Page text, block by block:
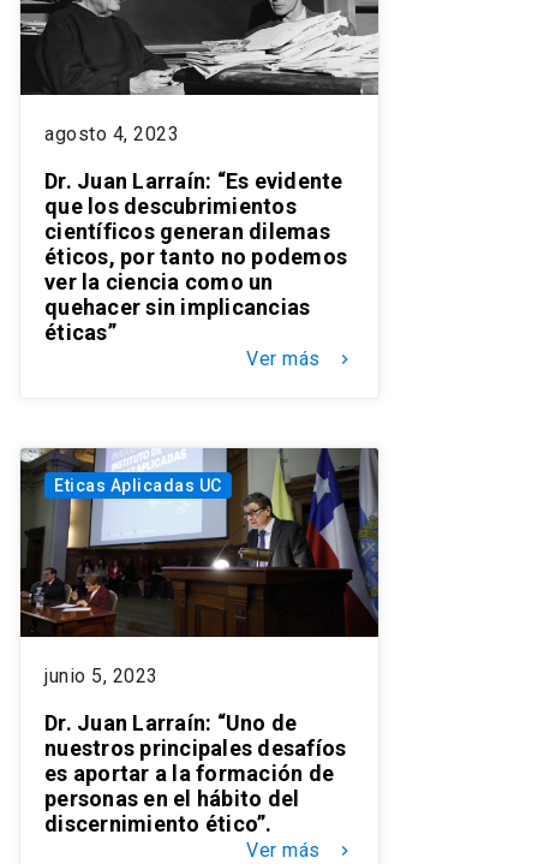
agosto 4, 2023
Dr. Juan Larraín: “Es evidente
que los descubrimientos
científicos generan dilemas
éticos, por tanto no podemos
ver la ciencia como un
quehacer sin implicancias
éticas”
Ver más keyboard_arrow_right
Eticas Aplicadas UC
junio 5, 2023
Dr. Juan Larraín: “Uno de
nuestros principales desafíos
es aportar a la formación de
personas en el hábito del
discernimiento ético”.
Ver más keyboard_arrow_right